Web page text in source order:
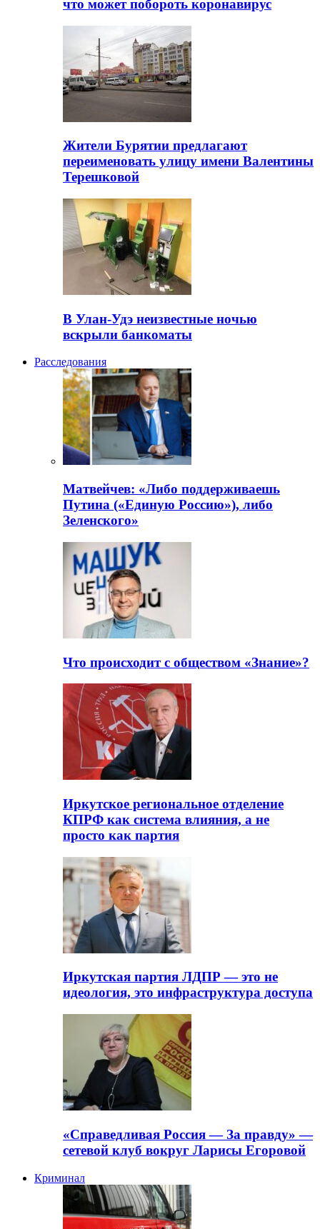
что может побороть коронавирус
Жители Бурятии предлагают
переименовать улицу имени Валентины
Терешковой
В Улан-Удэ неизвестные ночью
вскрыли банкоматы
Расследования
Матвейчев: «Либо поддерживаешь
Путина («Единую Россию»), либо
Зеленского»
Что происходит с обществом «Знание»?
Иркутское региональное отделение
КПРФ как система влияния, а не
просто как партия
Иркутская партия ЛДПР — это не
идеология, это инфраструктура доступа
«Справедливая Россия — За правду» —
сетевой клуб вокруг Ларисы Егоровой
Криминал